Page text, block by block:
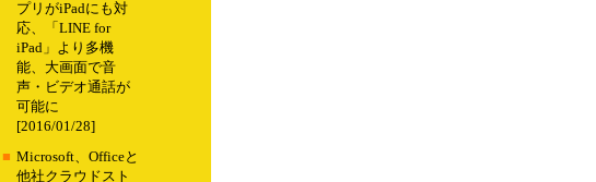
プリがiPadにも対
応、「LINE for
iPad」より多機
能、大画面で音
声・ビデオ通話が
可能に
[2016/01/28]
■ Microsoft、Officeと
他社クラウドスト